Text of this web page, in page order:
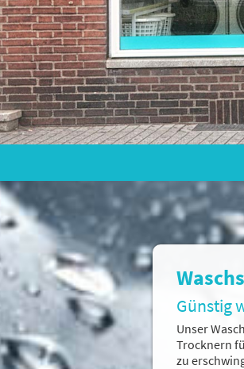
Günstig
Unser
Trocknern
zu